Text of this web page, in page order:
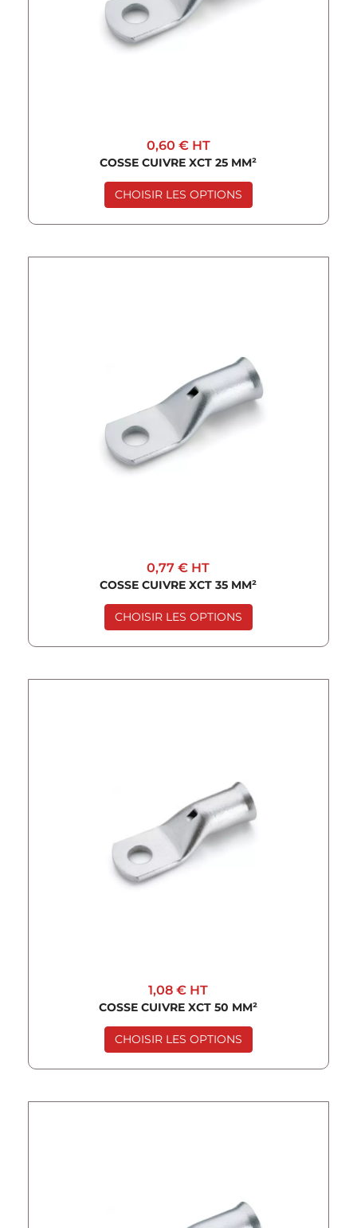
0,60 € HT
COSSE CUIVRE XCT 25 MM²
CHOISIR LES OPTIONS
0,77 € HT
COSSE CUIVRE XCT 35 MM²
CHOISIR LES OPTIONS
1,08 € HT
COSSE CUIVRE XCT 50 MM²
CHOISIR LES OPTIONS